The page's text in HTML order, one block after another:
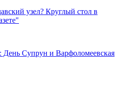
узел? Круглый стол в
День Супрун и Варфоломеевская